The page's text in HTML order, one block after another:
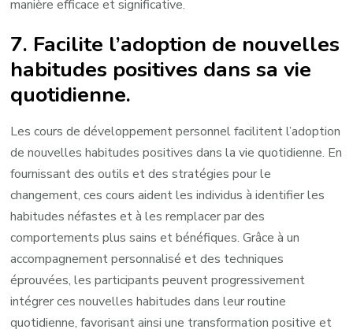
manière efficace et significative.
7. Facilite l’adoption de nouvelles
habitudes positives dans sa vie
quotidienne.
Les cours de développement personnel facilitent l’adoption
de nouvelles habitudes positives dans la vie quotidienne. En
fournissant des outils et des stratégies pour le
changement, ces cours aident les individus à identifier les
habitudes néfastes et à les remplacer par des
comportements plus sains et bénéfiques. Grâce à un
accompagnement personnalisé et des techniques
éprouvées, les participants peuvent progressivement
intégrer ces nouvelles habitudes dans leur routine
quotidienne, favorisant ainsi une transformation positive et